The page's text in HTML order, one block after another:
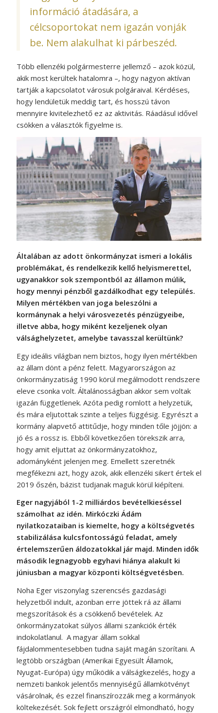
információ átadására, a
célcsoportokat nem igazán vonják
be. Nem alakulhat ki párbeszéd.
Több ellenzéki polgármesterre jellemző – azok közül,
akik most kerültek hatalomra –, hogy nagyon aktívan
tartják a kapcsolatot városuk polgáraival. Kérdéses,
hogy lendületük meddig tart, és hosszú távon
mennyire kivitelezhető ez az aktivitás. Ráadásul idővel
csökken a választók figyelme is.
Általában az adott önkormányzat ismeri a lokális
problémákat, és rendelkezik kellő helyismerettel,
ugyanakkor sok szempontból az államon múlik,
hogy mennyi pénzből gazdálkodhat egy település.
Milyen mértékben van joga beleszólni a
kormánynak a helyi városvezetés pénzügyeibe,
illetve abba, hogy miként kezeljenek olyan
válsághelyzetet, amelybe tavasszal kerültünk?
Egy ideális világban nem biztos, hogy ilyen mértékben
az állam dönt a pénz felett. Magyarországon az
önkormányzatiság 1990 körül megálmodott rendszere
eleve csonka volt. Általánosságban akkor sem voltak
igazán függetlenek. Azóta pedig romlott a helyzetük,
és mára eljutottak szinte a teljes függésig. Egyrészt a
kormány alapvető attitűdje, hogy minden tőle jöjjön: a
jó és a rossz is. Ebből következően törekszik arra,
hogy amit eljuttat az önkormányzatokhoz,
adományként jelenjen meg. Emellett szeretnék
megfékezni azt, hogy azok, akik ellenzéki sikert értek el
2019 őszén, bázist tudjanak maguk körül kiépíteni.
Eger nagyjából 1-2 milliárdos bevételkieséssel
számolhat az idén. Mirkóczki Ádám
nyilatkozataiban is kiemelte, hogy a költségvetés
stabilizálása kulcsfontosságú feladat, amely
értelemszerűen áldozatokkal jár majd. Minden idők
második legnagyobb egyhavi hiánya alakult ki
júniusban a magyar központi költségvetésben.
Noha Eger viszonylag szerencsés gazdasági
helyzetből indult, azonban erre jöttek rá az állami
megszorítások és a csökkenő bevételek. Az
önkormányzatokat súlyos állami szankciók érték
indokolatlanul. A magyar állam sokkal
fájdalommentesebben tudna saját magán szorítani. A
legtöbb országban (Amerikai Egyesült Államok,
Nyugat-Európa) úgy működik a válságkezelés, hogy a
nemzeti bankok jelentős mennyiségű államkötvényt
vásárolnak, és ezzel finanszírozzák meg a kormányok
költekezését. Sok fejlett országról elmondható, hogy